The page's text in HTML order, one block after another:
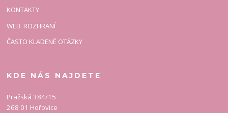
KONTAKTY
WEB. ROZHRANÍ
ČASTO KLADENÉ OTÁZKY
KDE NÁS NAJDETE
Pražská 384/15
268 01 Hořovice